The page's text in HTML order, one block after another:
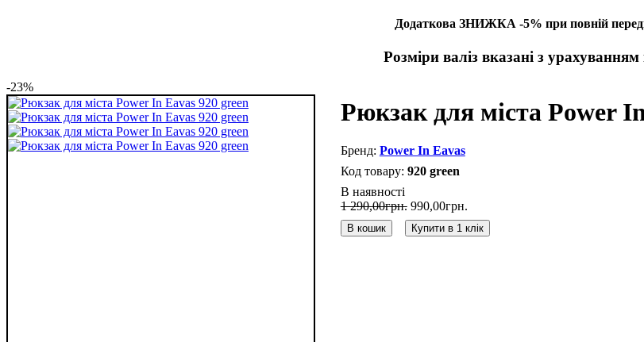
Додаткова ЗНИЖКА -5% при повній
Розміри валіз вказані з урахуванням
-23%
Рюкзак для міста Power
Power In Eavas
920 green
В наявності
1 290,00грн. 990,00грн.
В кошик Купити в 1 клік